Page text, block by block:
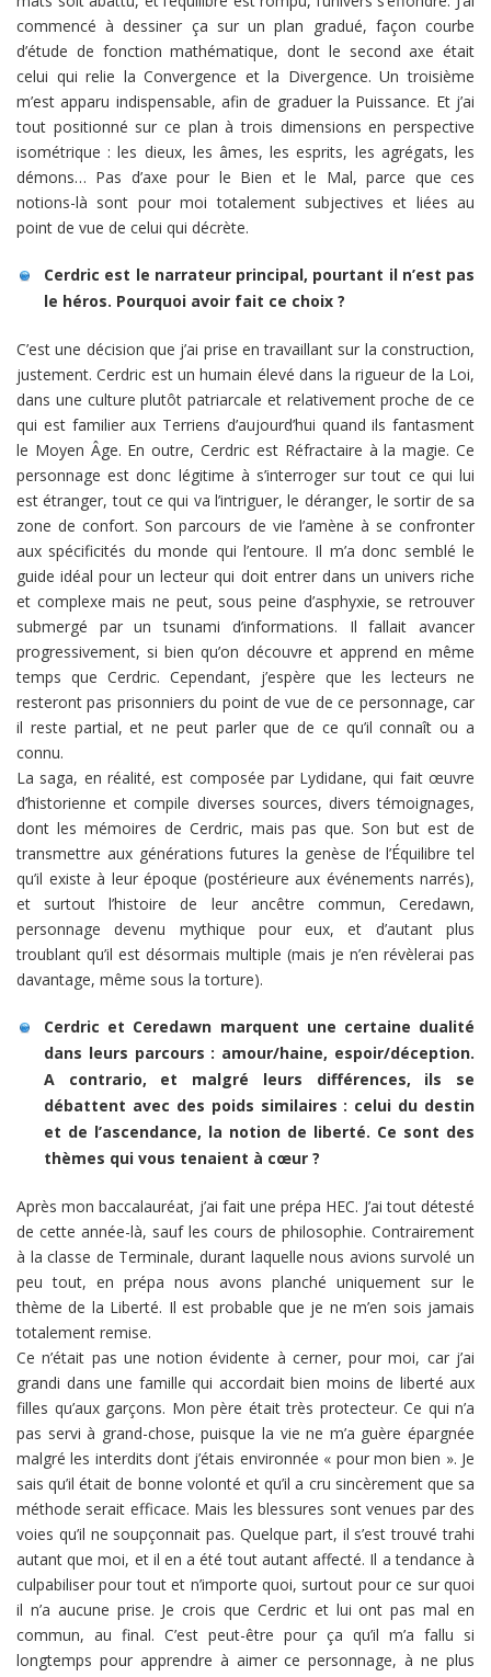
commencé à dessiner ça sur un plan gradué, façon courbe
d’étude de fonction mathématique, dont le second axe était
celui qui relie la Convergence et la Divergence. Un troisième
m’est apparu indispensable, afin de graduer la Puissance. Et j’ai
tout positionné sur ce plan à trois dimensions en perspective
isométrique : les dieux, les âmes, les esprits, les agrégats, les
démons… Pas d’axe pour le Bien et le Mal, parce que ces
notions-là sont pour moi totalement subjectives et liées au
point de vue de celui qui décrète.
Cerdric est le narrateur principal, pourtant il n’est pas
le héros. Pourquoi avoir fait ce choix ?
C’est une décision que j’ai prise en travaillant sur la construction,
justement. Cerdric est un humain élevé dans la rigueur de la Loi,
dans une culture plutôt patriarcale et relativement proche de ce
qui est familier aux Terriens d’aujourd’hui quand ils fantasment
le Moyen Âge. En outre, Cerdric est Réfractaire à la magie. Ce
personnage est donc légitime à s’interroger sur tout ce qui lui
est étranger, tout ce qui va l’intriguer, le déranger, le sortir de sa
zone de confort. Son parcours de vie l’amène à se confronter
aux spécificités du monde qui l’entoure. Il m’a donc semblé le
guide idéal pour un lecteur qui doit entrer dans un univers riche
et complexe mais ne peut, sous peine d’asphyxie, se retrouver
submergé par un tsunami d’informations. Il fallait avancer
progressivement, si bien qu’on découvre et apprend en même
temps que Cerdric. Cependant, j’espère que les lecteurs ne
resteront pas prisonniers du point de vue de ce personnage, car
il reste partial, et ne peut parler que de ce qu’il connaît ou a
connu.
La saga, en réalité, est composée par Lydidane, qui fait œuvre
d’historienne et compile diverses sources, divers témoignages,
dont les mémoires de Cerdric, mais pas que. Son but est de
transmettre aux générations futures la genèse de l’Équilibre tel
qu’il existe à leur époque (postérieure aux événements narrés),
et surtout l’histoire de leur ancêtre commun, Ceredawn,
personnage devenu mythique pour eux, et d’autant plus
troublant qu’il est désormais multiple (mais je n’en révèlerai pas
davantage, même sous la torture).
Cerdric et Ceredawn marquent une certaine dualité
dans leurs parcours : amour/haine, espoir/déception.
A contrario, et malgré leurs différences, ils se
débattent avec des poids similaires : celui du destin
et de l’ascendance, la notion de liberté. Ce sont des
thèmes qui vous tenaient à cœur ?
Après mon baccalauréat, j’ai fait une prépa HEC. J’ai tout détesté
de cette année-là, sauf les cours de philosophie. Contrairement
à la classe de Terminale, durant laquelle nous avions survolé un
peu tout, en prépa nous avons planché uniquement sur le
thème de la Liberté. Il est probable que je ne m’en sois jamais
totalement remise.
Ce n’était pas une notion évidente à cerner, pour moi, car j’ai
grandi dans une famille qui accordait bien moins de liberté aux
filles qu’aux garçons. Mon père était très protecteur. Ce qui n’a
pas servi à grand-chose, puisque la vie ne m’a guère épargnée
malgré les interdits dont j’étais environnée « pour mon bien ». Je
sais qu’il était de bonne volonté et qu’il a cru sincèrement que sa
méthode serait efficace. Mais les blessures sont venues par des
voies qu’il ne soupçonnait pas. Quelque part, il s’est trouvé trahi
autant que moi, et il en a été tout autant affecté. Il a tendance à
culpabiliser pour tout et n’importe quoi, surtout pour ce sur quoi
il n’a aucune prise. Je crois que Cerdric et lui ont pas mal en
commun, au final. C’est peut-être pour ça qu’il m’a fallu si
longtemps pour apprendre à aimer ce personnage, à ne plus